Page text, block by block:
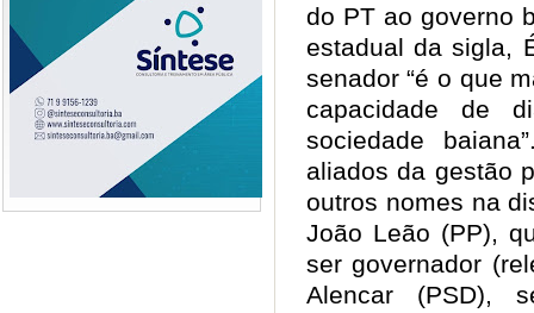
do PT ao governo
estadual da sigla,
senador “é o que
capacidade de
sociedade
aliados da gestão
outros nomes na
João Leão (PP),
ser governador
Alencar (PSD),